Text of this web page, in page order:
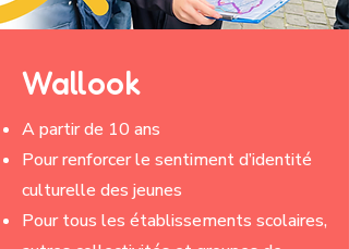
Wallook
​A partir de 10 ans
Pour renforcer le sentiment d’identité
culturelle des jeunes
Pour tous les établissements scolaires,